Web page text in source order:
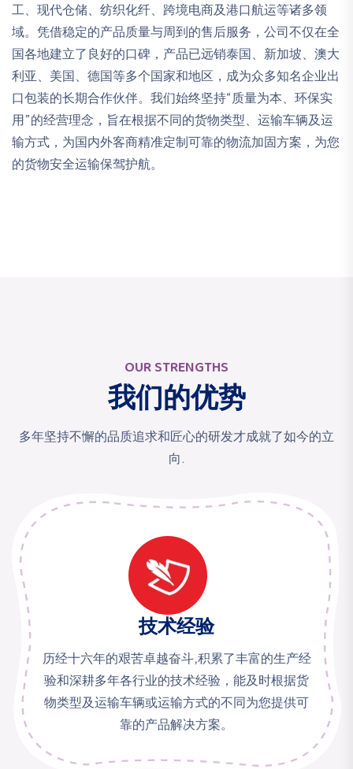
工、现代仓储、纺织化纤、跨境电商及港口航运等诸多领
域。凭借稳定的产品质量与周到的售后服务，公司不仅在全
国各地建立了良好的口碑，产品已远销泰国、新加坡、澳大
利亚、美国、德国等多个国家和地区，成为众多知名企业出
口包装的长期合作伙伴。我们始终坚持“质量为本、环保实
用”的经营理念，旨在根据不同的货物类型、运输车辆及运
输方式，为国内外客商精准定制可靠的物流加固方案，为您
的货物安全运输保驾护航。
OUR STRENGTHS
我们的优势
多年坚持不懈的品质追求和匠心的研发才成就了如今的立
向.
技术经验
历经十六年的艰苦卓越奋斗,积累了丰富的生产经
验和深耕多年各行业的技术经验，能及时根据货
物类型及运输车辆或运输方式的不同为您提供可
靠的产品解决方案。